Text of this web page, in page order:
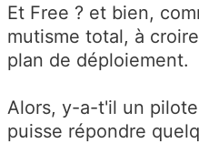
Et Free ? et bien,
mutisme total, à
plan de déploiement.
Alors, y-a-t'il un
puisse répondre